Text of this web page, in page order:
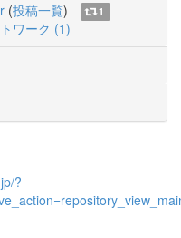
(投稿一覧)
1
ワーク (1)
?